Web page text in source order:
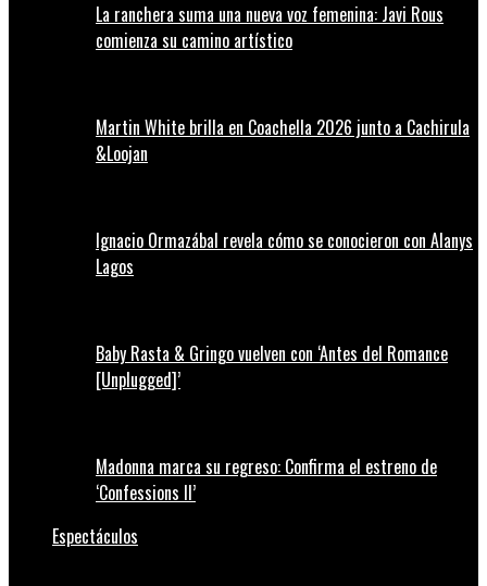
La ranchera suma una nueva voz femenina: Javi Rous
comienza su camino artístico
Martin White brilla en Coachella 2026 junto a Cachirula
&Loojan
Ignacio Ormazábal revela cómo se conocieron con Alanys
Lagos
Baby Rasta & Gringo vuelven con ‘Antes del Romance
[Unplugged]’
Madonna marca su regreso: Confirma el estreno de
‘Confessions II’
Espectáculos